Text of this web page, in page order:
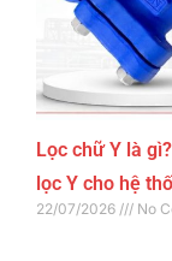
Lọc chữ Y là
lọc Y cho hệ
22/07/2026 No